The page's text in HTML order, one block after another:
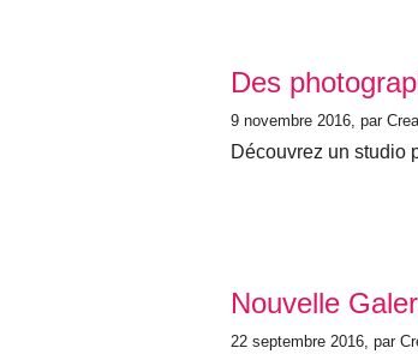
Des
9 novembre 2016 , par
Découvrez un studio
Nouvelle
22 septembre 2016 , par